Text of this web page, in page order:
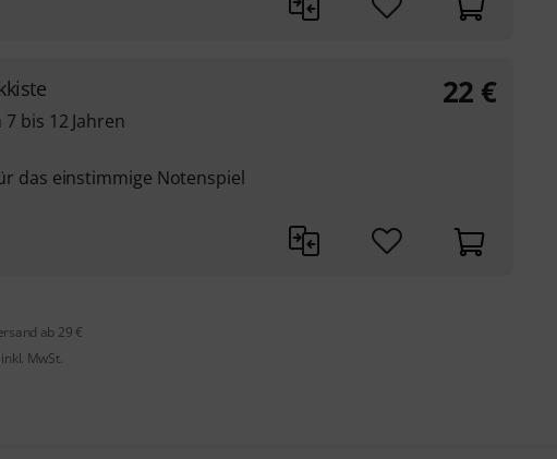
bis 12 Jahren
das einstimmige Notenspiel
22 €
ab 29 €
MwSt.